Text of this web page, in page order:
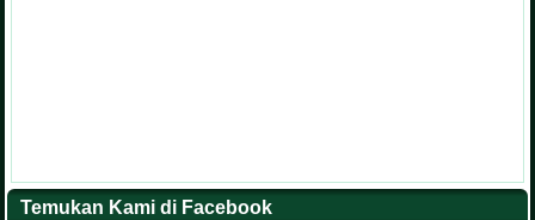
Temukan Kami di Facebook